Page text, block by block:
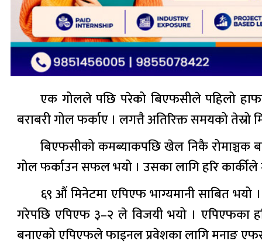
एक गोलले पछि परेको बिएफसीले पहिलो
बराबरी गोल फर्काए । लगत्तै अतिरिक्त समयको
बिएफसीको कमब्याकपछि खेल निकै रोमाञ्चक
गोल फर्काउन सफल भयो । उसका लागि हरि
६९ औं मिनेटमा एपिएफ भाग्यमानी साबित
गरेपछि एपिएफ ३–२ ले विजयी भयो । एपिएफका
बनाएको एपिएफले फाइनल प्रवेशका लागि मनाङ